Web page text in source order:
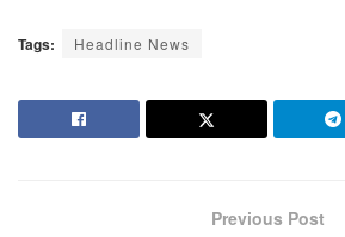
Tags: Headline News
Previous Post